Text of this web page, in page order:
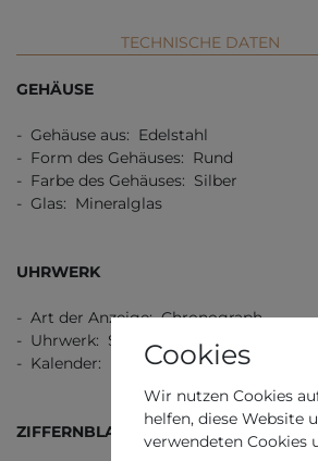
TECHNISCHE DATEN
GEHÄUSE
- Gehäuse aus: Edelstahl
- Form des Gehäuses: Rund
- Farbe des Gehäuses: Silber
- Glas: Mineralglas
UHRWERK
- Art der Anzeige: Chronograph
- Uhrwerk: Swiss Quarz
- Kalender: Datum
ZIFFERNBLATT
Cookies
Wir nutzen Cookies
helfen, diese Website
verwendeten Cookies